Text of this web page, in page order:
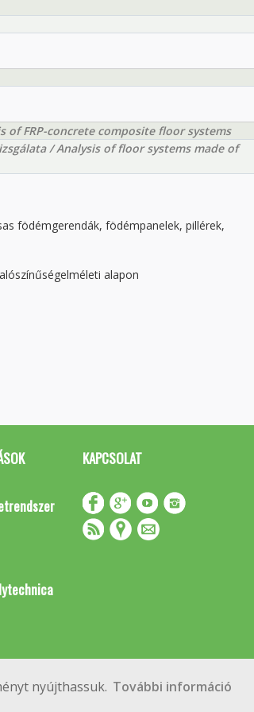
nyújthassuk. További információ
FRP-concrete composite floor systems
/ Analysis of floor systems made of
födémgerendák, födémpanelek, pillérek,
alapon
KAPCSOLAT
Copyright © 2020 BME Építőmérnöki Kar
3.
+36 1 463 3531